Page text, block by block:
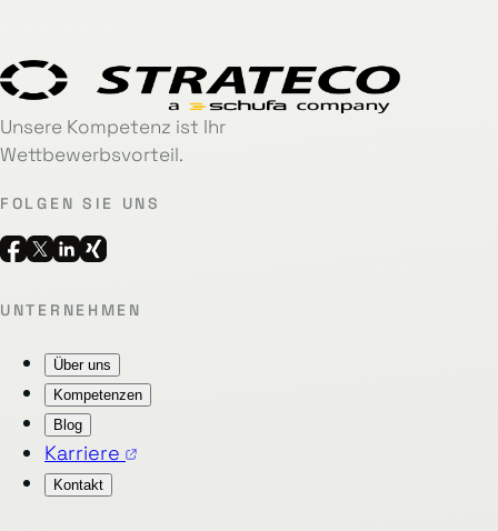
Unsere Kompetenz ist Ihr
Wettbewerbsvorteil.
FOLGEN SIE UNS
UNTERNEHMEN
Über uns
Kompetenzen
Blog
Karriere
Kontakt